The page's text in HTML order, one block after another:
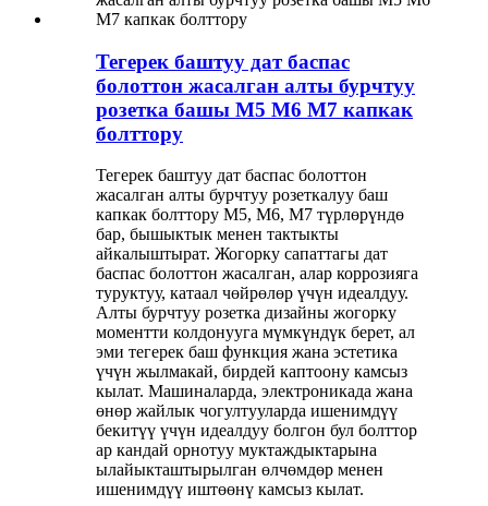
Тегерек баштуу дат баспас
болоттон жасалган алты бурчтуу
розетка башы M5 M6 M7 капкак
болттору
Тегерек баштуу дат баспас болоттон
жасалган алты бурчтуу розеткалуу баш
капкак болттору M5, M6, M7 түрлөрүндө
бар, бышыктык менен тактыкты
айкалыштырат. Жогорку сапаттагы дат
баспас болоттон жасалган, алар коррозияга
туруктуу, катаал чөйрөлөр үчүн идеалдуу.
Алты бурчтуу розетка дизайны жогорку
моментти колдонууга мүмкүндүк берет, ал
эми тегерек баш функция жана эстетика
үчүн жылмакай, бирдей каптоону камсыз
кылат. Машиналарда, электроникада жана
өнөр жайлык чогултууларда ишенимдүү
бекитүү үчүн идеалдуу болгон бул болттор
ар кандай орнотуу муктаждыктарына
ылайыкташтырылган өлчөмдөр менен
ишенимдүү иштөөнү камсыз кылат.